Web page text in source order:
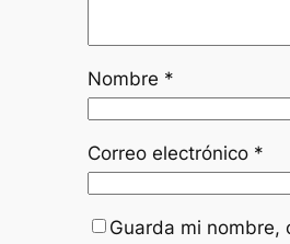
Nombre *
Correo electrónico *
Guarda mi nombre,